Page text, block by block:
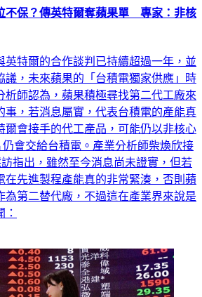
不保？傳英特爾奪蘋果單 專家：非核
英特爾的合作談判已持續超過一年，並
議，未來蘋果的「台積電獨家供應」時
析師認為，蘋果積極尋找第二代工廠來
事，若消息屬實，代表台積電的產能真
爾會接手的代工產品，可能仍以非核心
仍會交給台積電。產業分析師柴煥欣接
指出，雖然至今消息尚未證實，但若
在先進製程產能真的非常緊湊，否則蘋
第二替代廠，不過這在產業界來說是